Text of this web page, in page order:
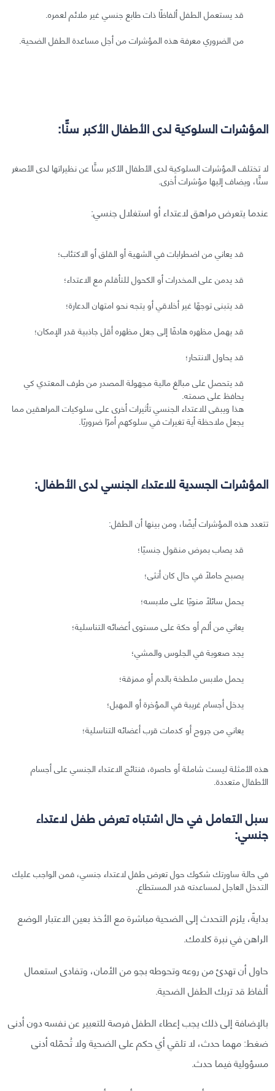
قد يستعمل الطفل ألفاظًا ذات طابع جنسي غير ملائم لعمره.
من الضروري معرفة هذه المؤشرات من أجل مساعدة الطفل الضحية.
المؤشرات السلوكية لدى الأطفال الأكبر سنًّا:
لا تختلف المؤشرات السلوكية لدى الأطفال الأكبر سنًّا عن نظيراتها لدى الأصغر
سنًّا، ويضاف إليها مؤشرات أخرى.
عندما يتعرض مراهق لاعتداء أو استغلال جنسي:
قد يعاني من اضطرابات في الشهية أو القلق أو الاكتئاب؛
قد يدمن على المخدرات أو الكحول للتأقلم مع الاعتداء؛
قد يتبنى توجهًا غير أخلاقي أو يتجه نحو امتهان الدعارة؛
قد يهمل مظهره هادفًا إلى جعل مظهره أقل جاذبية قدر الإمكان؛
قد يحاول الانتحار؛
قد يتحصل على مبالغ مالية مجهولة المصدر من طرف المعتدي كي
يحافظ على صمته.
هذا ويبقى للاعتداء الجنسي تأثيرات أخرى على سلوكيات المراهقين مما
يجعل ملاحظة أية تغيرات في سلوكهم أمرًا ضروريًا.
المؤشرات الجسدية للاعتداء الجنسي لدى الأطفال:
تتعدد هذه المؤشرات أيضًا، ومن بينها أن الطفل:
قد يصاب بمرض منقول جنسيًا؛
يصبح حاملًا في حال كان أنثى؛
يحمل سائلًا منويًا على ملابسه؛
يعاني من ألم أو حكة على مستوى أعضائه التناسلية؛
يجد صعوبة في الجلوس والمشي؛
يحمل ملابس ملطخة بالدم أو ممزقة؛
يدخل أجسام غريبة في المؤخرة أو المهبل؛
يعاني من جروح أو كدمات قرب أعضائه التناسلية؛
هذه الأمثلة ليست شاملة أو حاصرة، فنتائج الاعتداء الجنسي على أجسام
الأطفال متعددة.
سبل التعامل في حال اشتباه تعرض طفل لاعتداء
جنسي:
في حالة ساورتك شكوك حول تعرض طفل لاعتداء جنسي، فمن الواجب عليك
التدخل العاجل لمساعدته قدر المستطاع.
بدايةً، يلزم التحدث إلى الضحية مباشرة مع الأخذ بعين الاعتبار الوضع
الراهن في نبرة كلامك.
حاول أن تهدئ من روعه وتحوطه بجو من الأمان، وتفادى استعمال
ألفاظ قد تربك الطفل الضحية.
بالإضافة إلى ذلك يجب إعطاء الطفل فرصة للتعبير عن نفسه دون أدنى
ضغط: مهما حدث، لا تلقي أي حكم على الضحية ولا تُحمّله أدنى
مسؤولية فيما حدث.